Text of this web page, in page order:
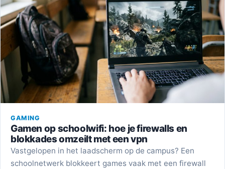
GAMING
Gamen op schoolwifi: hoe je firewalls en
blokkades omzeilt met een vpn
Vastgelopen in het laadscherm op de campus? Een
schoolnetwerk blokkeert games vaak met een firewall